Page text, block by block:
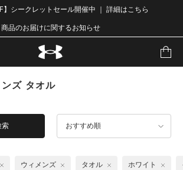
】シークレットセール開催中 ｜ 詳細はこちら
商品のお届けに関するお知らせ
ズ タオル
索 おすすめ順
ウィメンズ タオル ホワイト